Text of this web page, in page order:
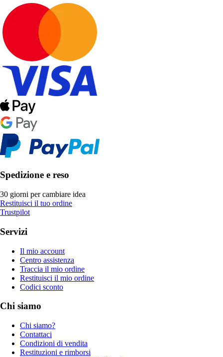
Spedizione e reso
30 giorni per cambiare idea
Restituisci il tuo ordine
Trustpilot
Servizi
Il mio account
Centro assistenza
Traccia il mio ordine
Restituisci il mio ordine
Codici sconto
Chi siamo
Chi siamo?
Contattaci
Condizioni di vendita
Restituzioni e rimborsi